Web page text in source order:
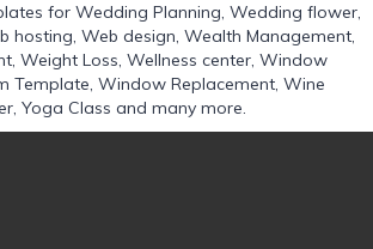
for Wedding Planning, Wedding flower,
hosting, Web design, Wealth Management,
, Weight Loss, Wellness center, Window
Template, Window Replacement, Wine
, Yoga Class and many more.